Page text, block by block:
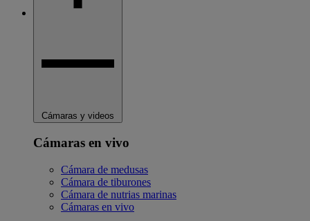
Cámaras y videos
Cámaras en vivo
Cámara de medusas
Cámara de tiburones
Cámara de nutrias marinas
Cámaras en vivo